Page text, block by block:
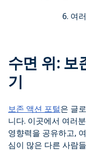
6. 여
수면 위: 보
기
보존 액션 포털은 글
니다. 이곳에서 여러
영향력을 공유하고,
심이 많은 다른 사람